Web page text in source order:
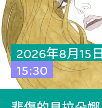
2026年8月15日
15:30